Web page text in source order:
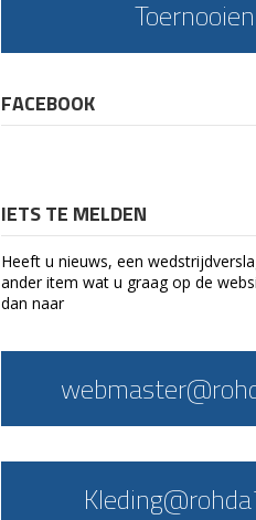
Toernooien
FACEBOOK
IETS TE MELDEN
Heeft u nieuws, een
ander item wat u graag op de
dan naar